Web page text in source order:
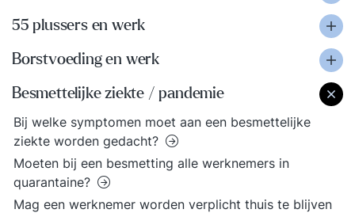
55 plussers en werk
Borstvoeding en werk
Besmettelijke ziekte / pandemie
Bij welke symptomen moet aan een besmettelijke
ziekte worden gedacht?
Moeten bij een besmetting alle werknemers in
quarantaine?
Mag een werknemer worden verplicht thuis te blijven